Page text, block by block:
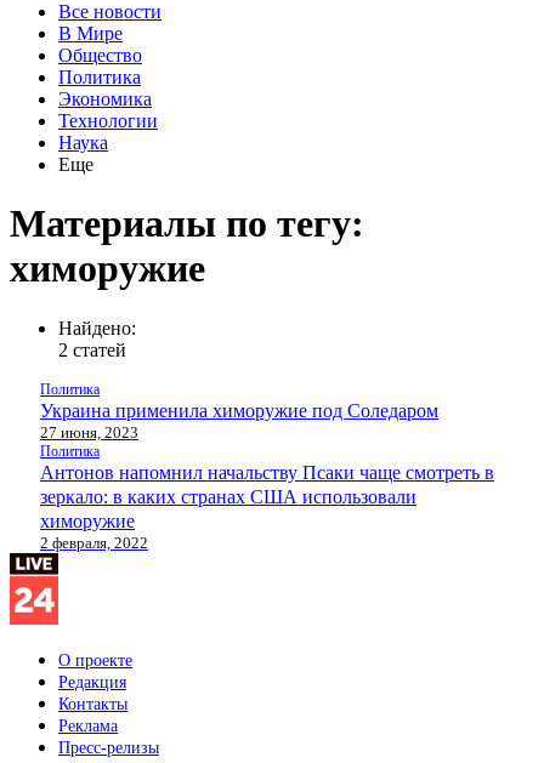
Все новости
В Мире
Общество
Политика
Экономика
Технологии
Наука
Еще
Материалы по тегу:
химоружие
Найдено:
2 статей
Политика
Украина применила химоружие под Соледаром
27 июня, 2023
Политика
Антонов напомнил начальству Псаки чаще смотреть в
зеркало: в каких странах США использовали
химоружие
2 февраля, 2022
О проекте
Редакция
Контакты
Реклама
Пресс-релизы